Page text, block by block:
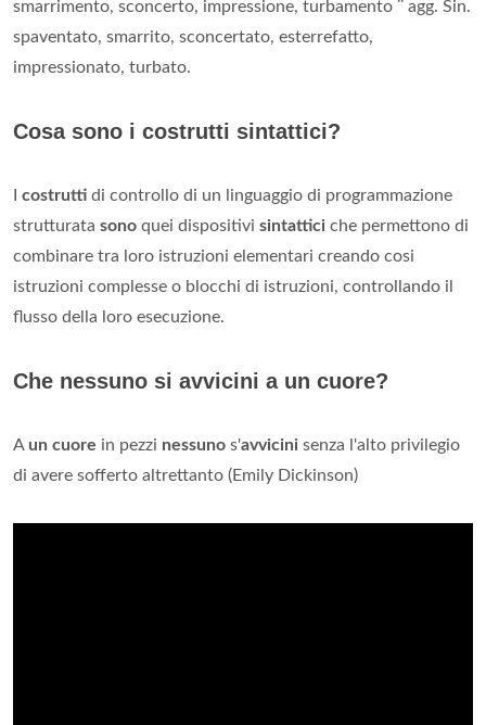
smarrimento, sconcerto, impressione, turbamento ¨ agg. Sin.
spaventato, smarrito, sconcertato, esterrefatto,
impressionato, turbato.
Cosa sono i costrutti sintattici?
costrutti di controllo di un linguaggio di programmazione
strutturata sono quei dispositivi sintattici che permettono di
combinare tra loro istruzioni elementari creando cosi
istruzioni complesse o blocchi di istruzioni, controllando il
flusso della loro esecuzione.
Che nessuno si avvicini a un cuore?
A un cuore in pezzi nessuno s'avvicini senza l'alto privilegio
di avere sofferto altrettanto (Emily Dickinson)